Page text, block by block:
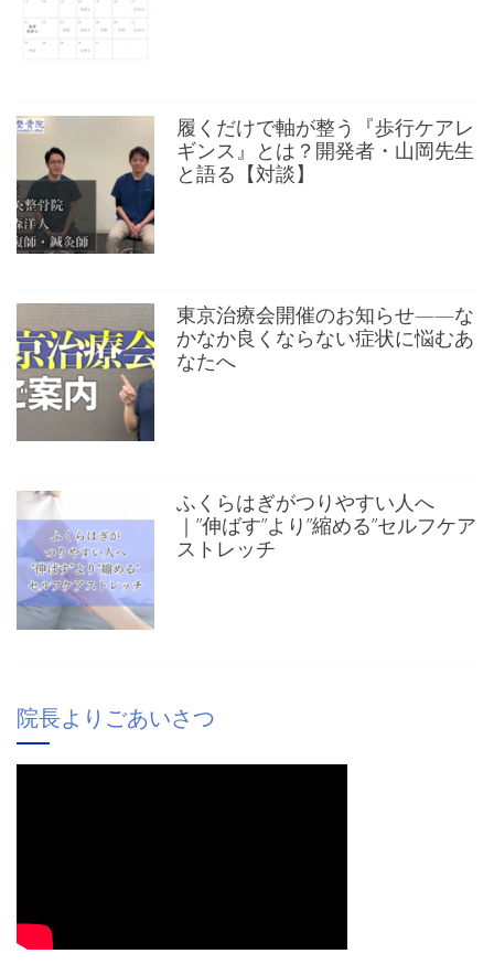
履くだけで軸が整う『歩行ケアレ
ギンス』とは？開発者・山岡先生
と語る【対談】
東京治療会開催のお知らせ——な
かなか良くならない症状に悩むあ
なたへ
ふくらはぎがつりやすい人へ
｜”伸ばす”より”縮める”セルフケア
ストレッチ
院長よりごあいさつ